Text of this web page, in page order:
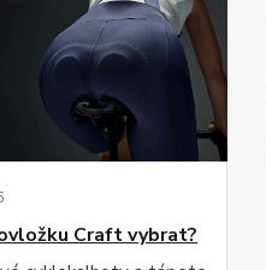
Craft vybrat?